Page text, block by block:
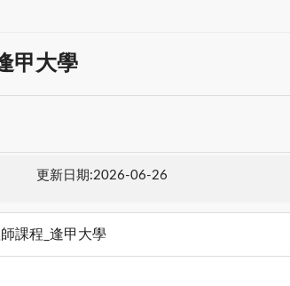
甲大學
更新日期:2026-06-26
課程_逢甲大學